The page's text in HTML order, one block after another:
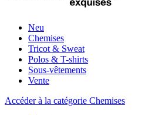
Neu
Chemises
Tricot & Sweat
Polos & T-shirts
Sous-vêtements
Vente
Accéder à la catégorie Chemises